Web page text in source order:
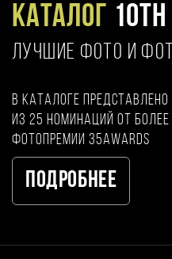
Каталог
ЛУЧШИЕ ФОТО И
В каталоге
из 25 номинаций от
фотопремии 35AWARDS
Подробнее